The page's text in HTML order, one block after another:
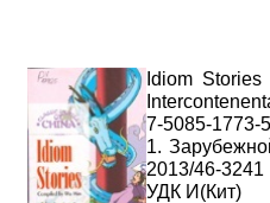
Idiom
7-5085-1773-
1.
2013/46-3241
УДК И(Кит)